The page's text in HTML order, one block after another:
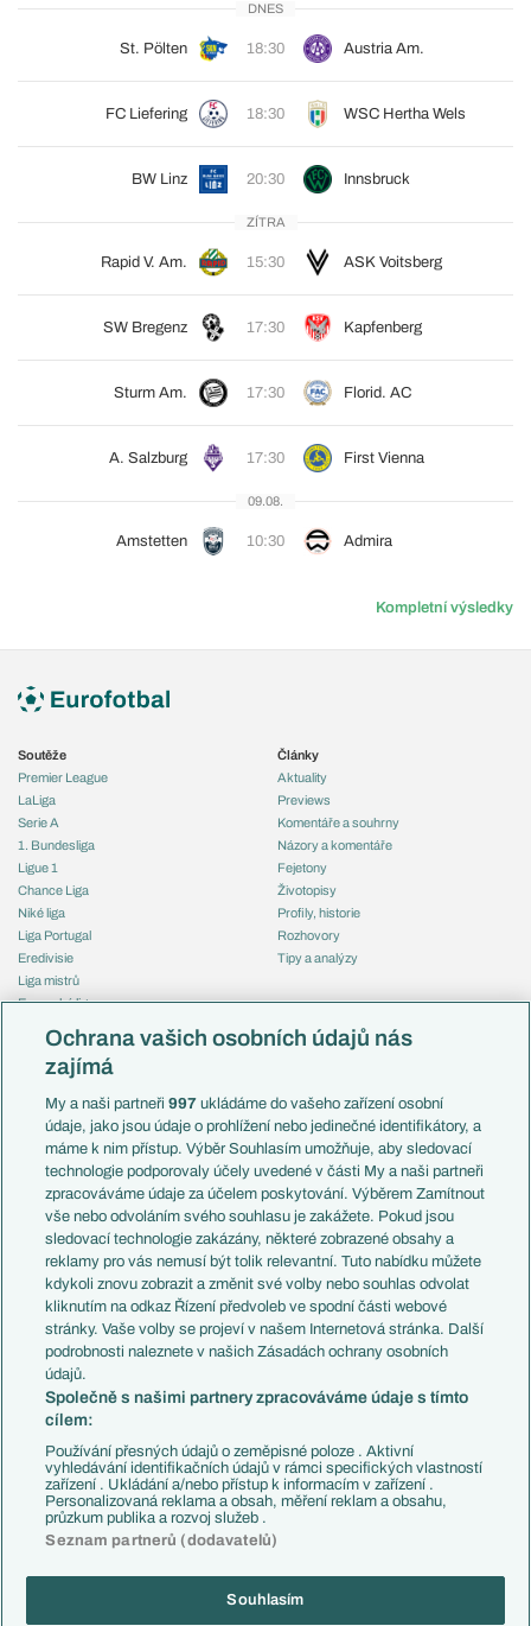
DNES
St. Pölten 18:30 Austria Am.
FC Liefering 18:30 WSC Hertha Wels
BW Linz 20:30 Innsbruck
ZÍTRA
Rapid V. Am. 15:30 ASK Voitsberg
SW Bregenz 17:30 Kapfenberg
Sturm Am. 17:30 Florid. AC
A. Salzburg 17:30 First Vienna
09.08.
Amstetten 10:30 Admira
Kompletní výsledky
Soutěže
Premier League
LaLiga
Serie A
1. Bundesliga
Ligue 1
Chance Liga
Niké liga
Liga Portugal
Eredivisie
Liga mistrů
Evropská liga
Mistrovství světa
Liga národů
Témata
Představení týmů MS
EuroSkauting
PL v kostce
Evropské koeficienty
Přestupy
Přestupové spekulace
Zranění
Kluby
Arsenal FC
Chelsea FC
Manchester United
AC Milán
Juventus FC
Bayern Mnichov
FC Barcelona
Real Madrid
Články
Aktuality
Previews
Komentáře a souhrny
Názory a komentáře
Fejetony
Životopisy
Profily, historie
Rozhovory
Tipy a analýzy
Česko
Francie
Itálie
Německo
Španělsko
Argentina
Brazílie
Přestupy
Zápasy
Livescore
Tipovací soutěž
Ochrana vašich osobních údajů nás
zajímá
My a naši partneři997 ukládáme do vašeho zařízení osobní
údaje, jako jsou údaje o prohlížení nebo jedinečné identifikátory, a
máme k nim přístup. Výběr Souhlasím umožňuje, aby sledovací
technologie podporovaly účely uvedené v části My a naši partneři
zpracováváme údaje za účelem poskytování. Výběrem Zamítnout
vše nebo odvoláním svého souhlasu je zakážete. Pokud jsou
sledovací technologie zakázány, některé zobrazené obsahy a
reklamy pro vás nemusí být tolik relevantní. Tuto nabídku můžete
kdykoli znovu zobrazit a změnit své volby nebo souhlas odvolat
kliknutím na odkaz Řízení předvoleb ve spodní části webové
stránky. Vaše volby se projeví v našem Internetová stránka. Další
podrobnosti naleznete v našich Zásadách ochrany osobních
údajů.
Společně s našimi partnery zpracováváme údaje s tímto
cílem:
Používání přesných údajů o zeměpisné poloze . Aktivní
vyhledávání identifikačních údajů v rámci specifických vlastností
zařízení . Ukládání a/nebo přístup k informacím v zařízení .
Personalizovaná reklama a obsah, měření reklam a obsahu,
průzkum publika a rozvoj služeb .
Seznam partnerů (dodavatelů)
Souhlasím